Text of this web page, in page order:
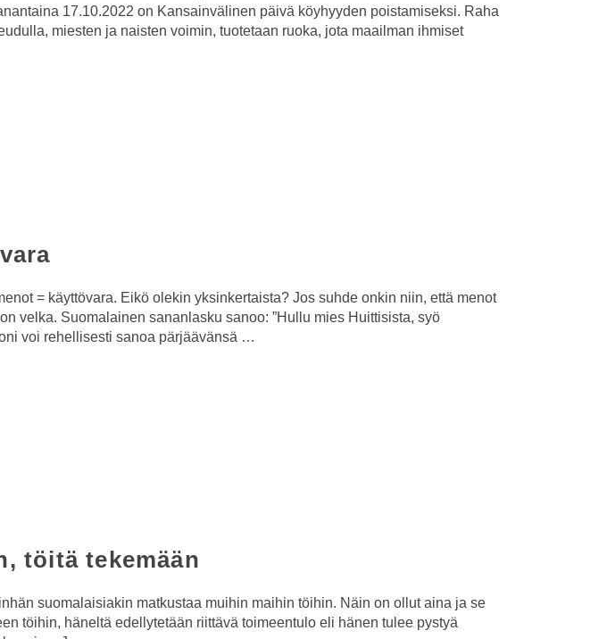
17.10.2022 on Kansainvälinen päivä köyhyyden poistamiseksi. Raha
miesten ja naisten voimin, tuotetaan ruoka, jota maailman ihmiset
= käyttövara. Eikö olekin yksinkertaista? Jos suhde onkin niin, että menot
velka. Suomalainen sananlasku sanoo: ”Hullu mies Huittisista, syö
voi rehellisesti sanoa pärjäävänsä …
töitä tekemään
suomalaisiakin matkustaa muihin maihin töihin. Näin on ollut aina ja se
töihin, häneltä edellytetään riittävä toimeentulo eli hänen tulee pystyä